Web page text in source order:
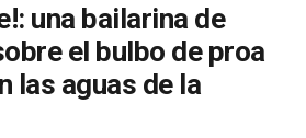
una bailarina de
el bulbo de proa
las aguas de la